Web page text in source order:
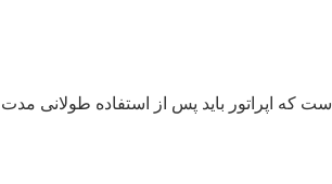
که اپراتور باید پس از استفاده طولانی